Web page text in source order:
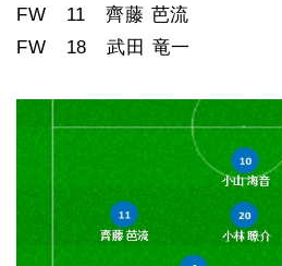
FW 11 齊藤 芭流
FW 18 武田 竜一